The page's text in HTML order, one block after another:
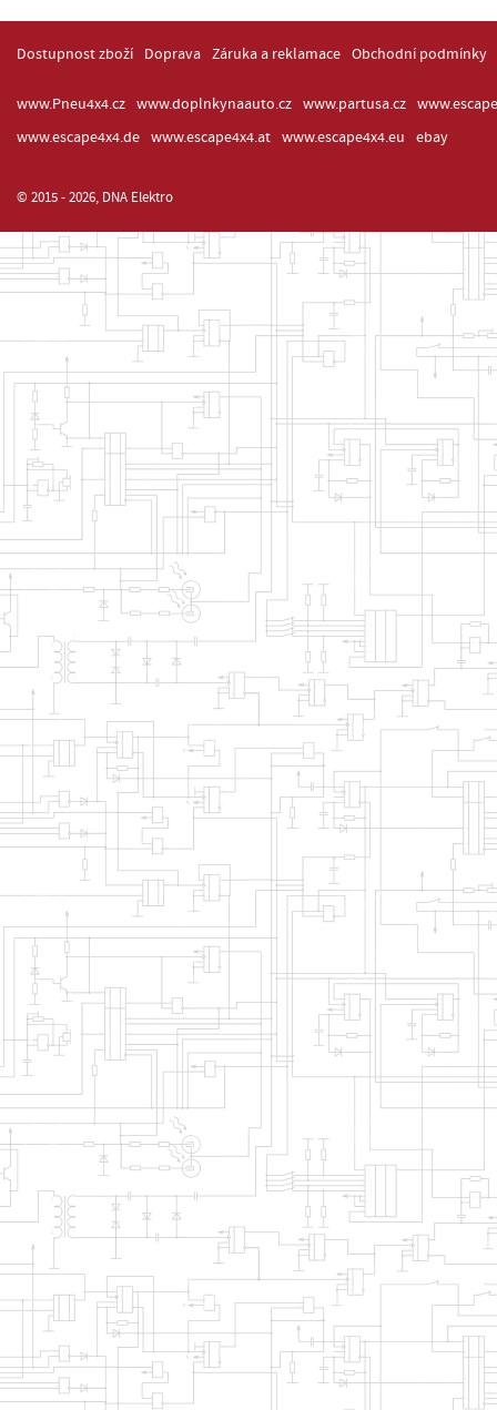
Dostupnost zboží Doprava Záruka a reklamace Obchodní podmínky
www.Pneu4x4.cz www.doplnkynaauto.cz www.partusa.cz
www.escape4x4.de
www.escape4x4.at www.escape4x4.eu ebay
© 2015 - 2026, DNA Elektro